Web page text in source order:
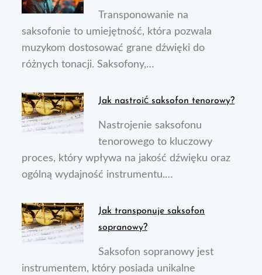
Transponowanie na
saksofonie to umiejętność, która pozwala
muzykom dostosować grane dźwięki do
różnych tonacji. Saksofony,…
Jak nastroić saksofon tenorowy?
Nastrojenie saksofonu
tenorowego to kluczowy
proces, który wpływa na jakość dźwięku oraz
ogólną wydajność instrumentu.…
Jak transponuje saksofon
sopranowy?
Saksofon sopranowy jest
instrumentem, który posiada unikalne